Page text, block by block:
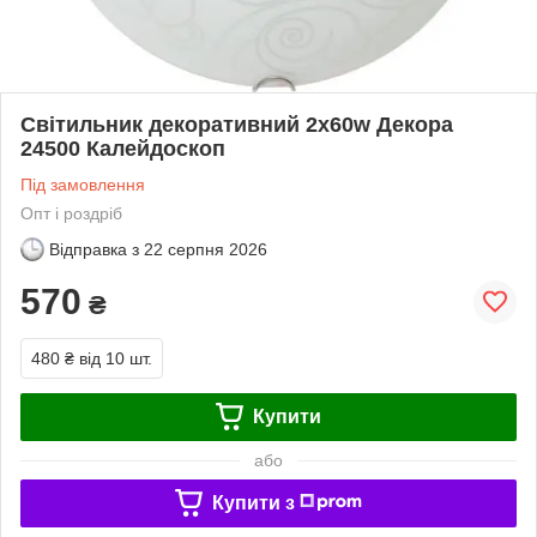
Світильник декоративний 2х60w Декора
24500 Калейдоскоп
Під замовлення
Опт і роздріб
Відправка з 22 серпня 2026
570 ₴
480 ₴ від 10 шт.
Купити
або
Купити з